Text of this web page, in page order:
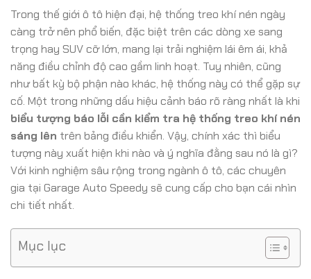
Trong thế giới ô tô hiện đại, hệ thống treo khí nén ngày
càng trở nên phổ biến, đặc biệt trên các dòng xe sang
trọng hay SUV cỡ lớn, mang lại trải nghiệm lái êm ái, khả
năng điều chỉnh độ cao gầm linh hoạt. Tuy nhiên, cũng
như bất kỳ bộ phận nào khác, hệ thống này có thể gặp sự
cố. Một trong những dấu hiệu cảnh báo rõ ràng nhất là khi
biểu tượng báo lỗi cần kiểm tra hệ thống treo khí nén
sáng lên trên bảng điều khiển. Vậy, chính xác thì biểu
tượng này xuất hiện khi nào và ý nghĩa đằng sau nó là gì?
Với kinh nghiệm sâu rộng trong ngành ô tô, các chuyên
gia tại Garage Auto Speedy sẽ cung cấp cho bạn cái nhìn
chi tiết nhất.
Mục lục